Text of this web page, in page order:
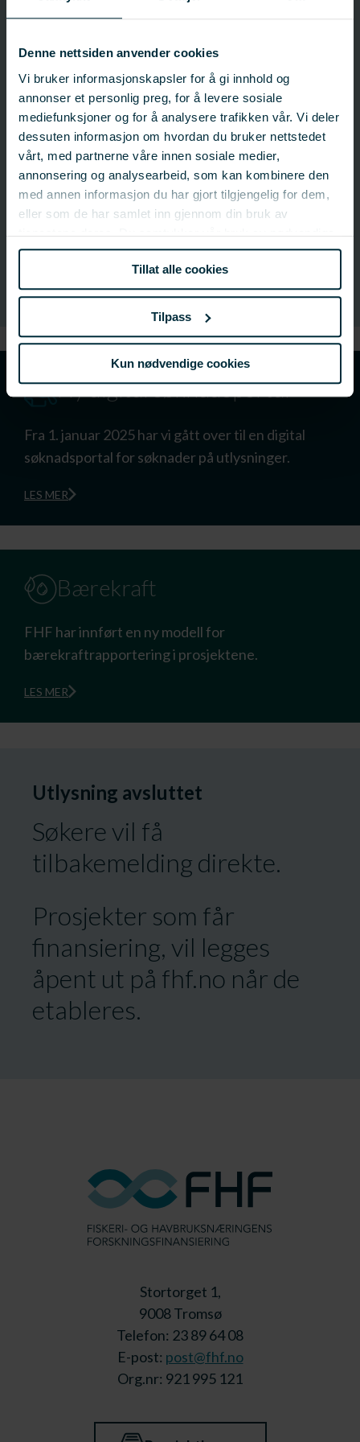
Denne nettsiden anvender cookies
Vi bruker informasjonskapsler for å gi innhold og
annonser et personlig preg, for å levere sosiale
mediefunksjoner og for å analysere trafikken vår. Vi deler
dessuten informasjon om hvordan du bruker nettstedet
vårt, med partnerne våre innen sosiale medier,
annonsering og analysearbeid, som kan kombinere den
med annen informasjon du har gjort tilgjengelig for dem,
eller som de har samlet inn gjennom din bruk av
tjenestene deres. Du samtykker vår bruk av nødvendige
informasjonskapsler ved å bruke nettstedet vårt.
Tillat alle cookies
Tilpass
Kun nødvendige cookies
Last ned hele utlysningen
Kontakt:
Lorena Gallart Jornet
Fagsjef – Industri
Prosjektdokumenter
Ny digital søknadsportal
Fra 1. januar 2025 har vi gått over til en digital
søknadsportal for søknader på utlysninger.
LES MER
Bærekraft
FHF har innført en ny modell for
bærekraftrapportering i prosjektene.
LES MER
Utlysning avsluttet
Søkere vil få
tilbakemelding direkte.
Prosjekter som får
finansiering, vil legges
åpent ut på fhf.no når de
etableres.
Stortorget 1,
9008 Tromsø
Telefon: 23 89 64 08
E-post: post@fhf.no
Org.nr: 921 995 121